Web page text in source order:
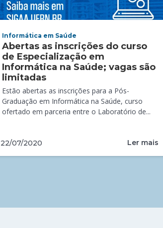
Informática em Saúde
Abertas as inscrições do curso
de Especialização em
Informática na Saúde; vagas são
limitadas
Estão abertas as inscrições para a Pós-
Graduação em Informática na Saúde, curso
ofertado em parceria entre o Laboratório de...
22/07/2020 Ler mais